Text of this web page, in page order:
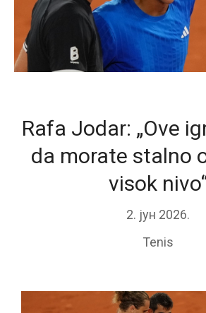
Rafa Jodar: „Ove
da morate stalno
visok
2. јун 2026.
Tenis